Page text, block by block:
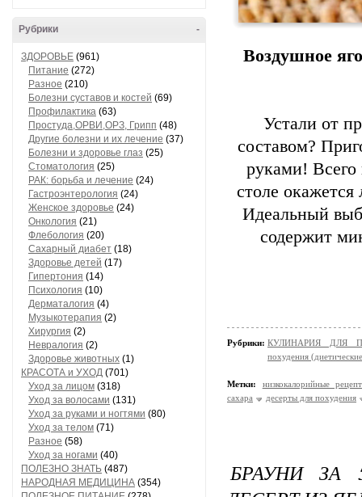
-
Рубрики
ЗДОРОВЬЕ (961)
Питание (272)
Разное (210)
Болезни суставов и костей (69)
Профилактика (63)
Простуда,ОРВИ,ОРЗ, Грипп (48)
Другие болезни и их лечение (37)
Болезни и здоровье глаз (25)
Стоматология (25)
РАК: борьба и лечение (24)
Гастроэнтерология (24)
Женское здоровье (24)
Онкология (21)
Флебология (20)
Сахарный диабет (18)
Здоровье детей (17)
Гипертония (14)
Психология (10)
Дерматалогия (4)
Музыкотерапия (2)
Хирургия (2)
Невралогия (2)
Здоровье животных (1)
КРАСОТА и УХОД (701)
Уход за лицом (318)
Уход за волосами (131)
Уход за руками и ногтями (80)
Уход за телом (71)
Разное (58)
Уход за ногами (40)
ПОЛЕЗНО ЗНАТЬ (487)
НАРОДНАЯ МЕДИЦИНА (354)
Воздушное
Устали от
составом?
руками!
столе
Идеальный
содержит
Рубрики: КУЛИНАРИЯ ДЛЯ
похудения
Метки:
низкокалорийные
сахара
десерты для похудения
БРАУНИ ЗА